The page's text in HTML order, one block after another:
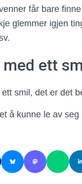
får bare
glemmer igjen
med ett
ett smil, det er det
å kunne le av